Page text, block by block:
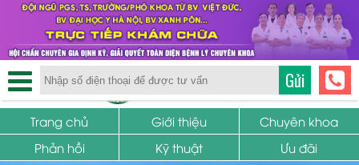
TRUNG TÂM PHỤ KHOA
SỨC KHỎE SINH SẢN
Trang chủ Giới thiệu
Chuyên khoa
Phản hồi
Kỹ thuật Ưu đãi
Gửi